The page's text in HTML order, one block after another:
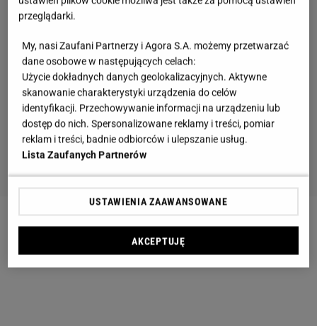
przeglądarki.
My, nasi Zaufani Partnerzy i Agora S.A. możemy przetwarzać
dane osobowe w następujących celach:
Użycie dokładnych danych geolokalizacyjnych. Aktywne
skanowanie charakterystyki urządzenia do celów
identyfikacji. Przechowywanie informacji na urządzeniu lub
dostęp do nich. Spersonalizowane reklamy i treści, pomiar
reklam i treści, badnie odbiorców i ulepszanie usług.
Lista Zaufanych Partnerów
USTAWIENIA ZAAWANSOWANE
AKCEPTUJĘ